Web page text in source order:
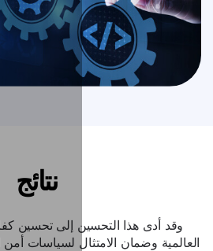
إلى تحسين كفاءة الاتصال عبر الفرق
لسياسات أمن البيانات الصارمة للشركة.